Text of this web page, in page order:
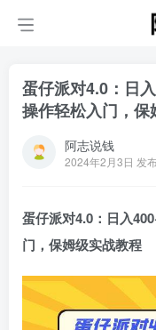
蛋仔派对4.0：日
操作轻松入门，保
阿志说钱
2024年2月3日 发
蛋仔派对4.0：日入
门，保姆级实战教程